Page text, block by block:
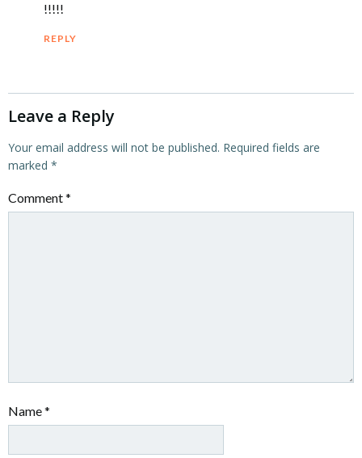
!!!!!
REPLY
Leave a Reply
Your email address will not be published. Required fields are
marked *
Comment*
Name*